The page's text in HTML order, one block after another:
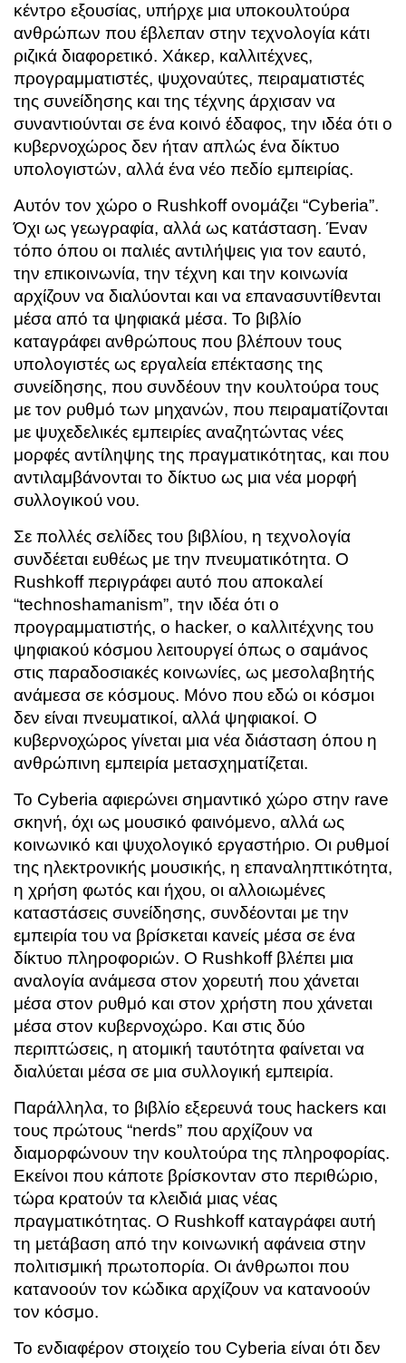
κέντρο εξουσίας, υπήρχε μια υποκουλτούρα
ανθρώπων που έβλεπαν στην τεχνολογία κάτι
ριζικά διαφορετικό. Χάκερ, καλλιτέχνες,
προγραμματιστές, ψυχοναύτες, πειραματιστές
της συνείδησης και της τέχνης άρχισαν να
συναντιούνται σε ένα κοινό έδαφος, την ιδέα ότι ο
κυβερνοχώρος δεν ήταν απλώς ένα δίκτυο
υπολογιστών, αλλά ένα νέο πεδίο εμπειρίας.
Αυτόν τον χώρο ο Rushkoff ονομάζει “Cyberia”.
Όχι ως γεωγραφία, αλλά ως κατάσταση. Έναν
τόπο όπου οι παλιές αντιλήψεις για τον εαυτό,
την επικοινωνία, την τέχνη και την κοινωνία
αρχίζουν να διαλύονται και να επανασυντίθενται
μέσα από τα ψηφιακά μέσα. Το βιβλίο
καταγράφει ανθρώπους που βλέπουν τους
υπολογιστές ως εργαλεία επέκτασης της
συνείδησης, που συνδέουν την κουλτούρα τους
με τον ρυθμό των μηχανών, που πειραματίζονται
με ψυχεδελικές εμπειρίες αναζητώντας νέες
μορφές αντίληψης της πραγματικότητας, και που
αντιλαμβάνονται το δίκτυο ως μια νέα μορφή
συλλογικού νου.
Σε πολλές σελίδες του βιβλίου, η τεχνολογία
συνδέεται ευθέως με την πνευματικότητα. Ο
Rushkoff περιγράφει αυτό που αποκαλεί
“technoshamanism”, την ιδέα ότι ο
προγραμματιστής, ο hacker, ο καλλιτέχνης του
ψηφιακού κόσμου λειτουργεί όπως ο σαμάνος
στις παραδοσιακές κοινωνίες, ως μεσολαβητής
ανάμεσα σε κόσμους. Μόνο που εδώ οι κόσμοι
δεν είναι πνευματικοί, αλλά ψηφιακοί. Ο
κυβερνοχώρος γίνεται μια νέα διάσταση όπου η
ανθρώπινη εμπειρία μετασχηματίζεται.
Το Cyberia αφιερώνει σημαντικό χώρο στην rave
σκηνή, όχι ως μουσικό φαινόμενο, αλλά ως
κοινωνικό και ψυχολογικό εργαστήριο. Οι ρυθμοί
της ηλεκτρονικής μουσικής, η επαναληπτικότητα,
η χρήση φωτός και ήχου, οι αλλοιωμένες
καταστάσεις συνείδησης, συνδέονται με την
εμπειρία του να βρίσκεται κανείς μέσα σε ένα
δίκτυο πληροφοριών. Ο Rushkoff βλέπει μια
αναλογία ανάμεσα στον χορευτή που χάνεται
μέσα στον ρυθμό και στον χρήστη που χάνεται
μέσα στον κυβερνοχώρο. Και στις δύο
περιπτώσεις, η ατομική ταυτότητα φαίνεται να
διαλύεται μέσα σε μια συλλογική εμπειρία.
Παράλληλα, το βιβλίο εξερευνά τους hackers και
τους πρώτους “nerds” που αρχίζουν να
διαμορφώνουν την κουλτούρα της πληροφορίας.
Εκείνοι που κάποτε βρίσκονταν στο περιθώριο,
τώρα κρατούν τα κλειδιά μιας νέας
πραγματικότητας. Ο Rushkoff καταγράφει αυτή
τη μετάβαση από την κοινωνική αφάνεια στην
πολιτισμική πρωτοπορία. Οι άνθρωποι που
κατανοούν τον κώδικα αρχίζουν να κατανοούν
τον κόσμο.
Το ενδιαφέρον στοιχείο του Cyberia είναι ότι δεν